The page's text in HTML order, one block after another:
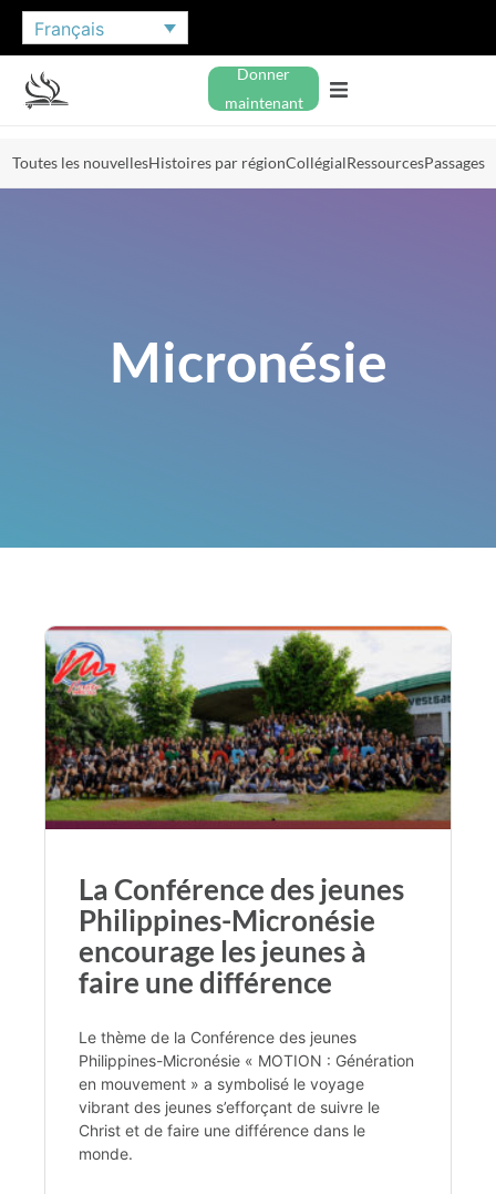
Français
Donner
maintenant
Toutes les nouvellesHistoires par régionCollégialRessourcesPassages
Micronésie
La Conférence des jeunes
Philippines-Micronésie
encourage les jeunes à
faire une différence
Le thème de la Conférence des jeunes
Philippines-Micronésie « MOTION : Génération
en mouvement » a symbolisé le voyage
vibrant des jeunes s’efforçant de suivre le
Christ et de faire une différence dans le
monde.